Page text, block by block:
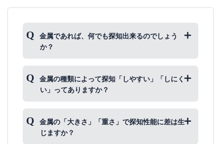
金属であれば、何でも探知出来るのでしょう
か？
当社WEB上に記載してある金属探知機
で探知するこ
とが可能です。
度差が生じる）が変わってきます。
金属の種類によって探知「しやすい」「しにく
い」ってありますか？
あえて、しやすい順位をつけると下記のようになり
ます。（※同条件下の場合）
金属の「大きさ」「重さ」で探知性能に差は生
じますか？